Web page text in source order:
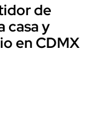
de
casa y
en CDMX